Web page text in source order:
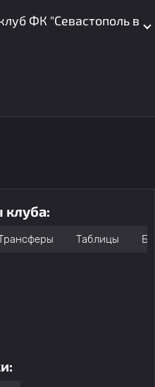
ФК "Севастополь в
клуба:
Таблицы